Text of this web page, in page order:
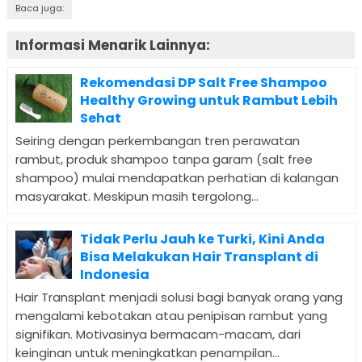
Baca juga:
Informasi Menarik Lainnya:
Rekomendasi DP Salt Free Shampoo
Healthy Growing untuk Rambut Lebih
Sehat
Seiring dengan perkembangan tren perawatan
rambut, produk shampoo tanpa garam (salt free
shampoo) mulai mendapatkan perhatian di kalangan
masyarakat. Meskipun masih tergolong...
Tidak Perlu Jauh ke Turki, Kini Anda
Bisa Melakukan Hair Transplant di
Indonesia
Hair Transplant menjadi solusi bagi banyak orang yang
mengalami kebotakan atau penipisan rambut yang
signifikan. Motivasinya bermacam-macam, dari
keinginan untuk meningkatkan penampilan...